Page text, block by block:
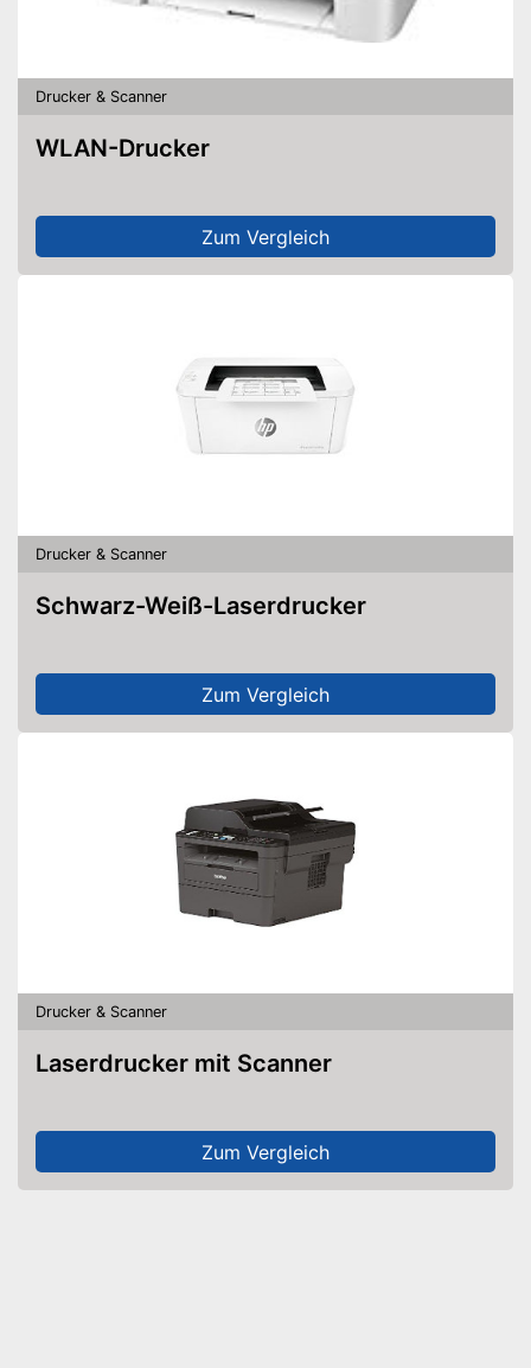
Drucker & Scanner
WLAN-Drucker
Zum Vergleich
Drucker & Scanner
Schwarz-Weiß-Laserdrucker
Zum Vergleich
Drucker & Scanner
Laserdrucker mit Scanner
Zum Vergleich